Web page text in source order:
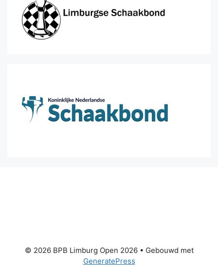
© 2026 BPB Limburg Open 2026• Gebouwd met
GeneratePress